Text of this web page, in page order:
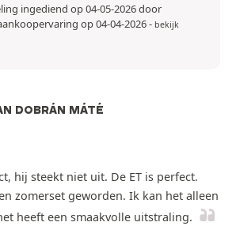
ingediend op 04-05-2026 door
op 04-04-2026- bekijk
DOBRÁN MÁTÉ
hij steekt niet uit. De ET is perfect.
zomerset geworden. Ik kan het alleen
heeft een smaakvolle uitstraling.